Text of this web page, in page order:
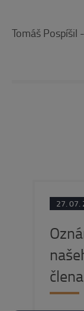
Tomáš Pospíšil
27. 07.
člena